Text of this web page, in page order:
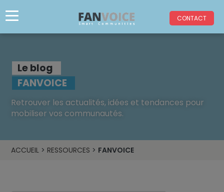
CONTACT
Le blog
FANVOICE
Retrouver les actualités, idées et tendances pour
mobiliser vos communautés.
ACCUEIL> RESSOURCES > FANVOICE